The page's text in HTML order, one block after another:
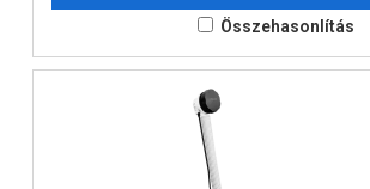
Összehasonlítás